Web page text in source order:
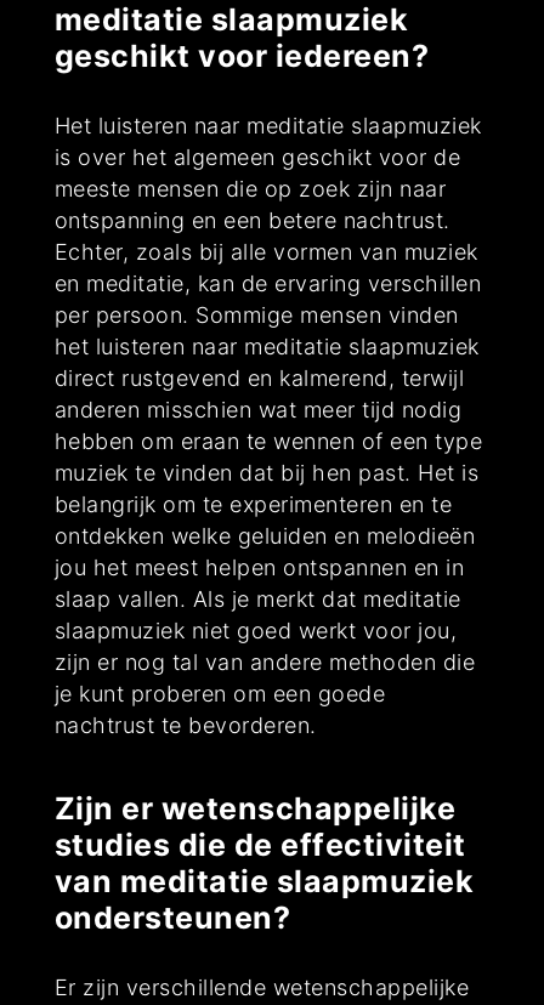
meditatie slaapmuziek
geschikt voor iedereen?
Het luisteren naar meditatie slaapmuziek
is over het algemeen geschikt voor de
meeste mensen die op zoek zijn naar
ontspanning en een betere nachtrust.
Echter, zoals bij alle vormen van muziek
en meditatie, kan de ervaring verschillen
per persoon. Sommige mensen vinden
het luisteren naar meditatie slaapmuziek
direct rustgevend en kalmerend, terwijl
anderen misschien wat meer tijd nodig
hebben om eraan te wennen of een type
muziek te vinden dat bij hen past. Het is
belangrijk om te experimenteren en te
ontdekken welke geluiden en melodieën
jou het meest helpen ontspannen en in
slaap vallen. Als je merkt dat meditatie
slaapmuziek niet goed werkt voor jou,
zijn er nog tal van andere methoden die
je kunt proberen om een goede
nachtrust te bevorderen.
Zijn er wetenschappelijke
studies die de effectiviteit
van meditatie slaapmuziek
ondersteunen?
Er zijn verschillende wetenschappelijke